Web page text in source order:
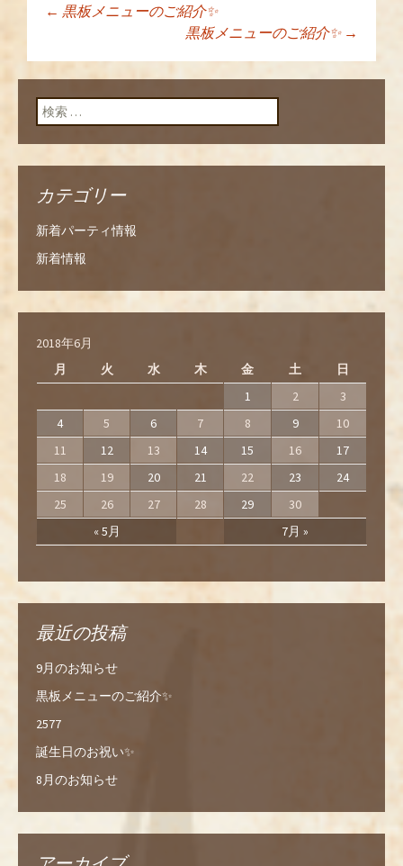
投稿ナビゲーショ
ン
← 黒板メニューのご紹介✨
黒板メニューのご紹介✨ →
検索:
カテゴリー
新着パーティ情報
新着情報
2018年6月
月
火 水 木 金 土 日
« 5月 7月 »
1 2
3
4
5 6 7 8 9
10
11
12 13 14 15 16
17
18
19 20 21 22 23
24
25
26 27 28 29 30
最近の投稿
9月のお知らせ
黒板メニューのご紹介✨
2577
誕生日のお祝い✨
8月のお知らせ